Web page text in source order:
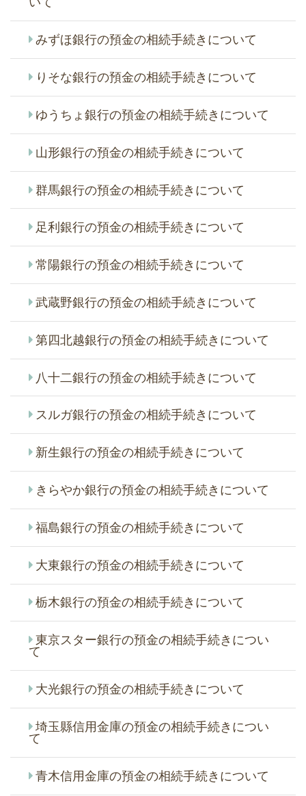
みずほ銀行の預金の相続手続きについて
りそな銀行の預金の相続手続きについて
ゆうちょ銀行の預金の相続手続きについて
山形銀行の預金の相続手続きについて
群馬銀行の預金の相続手続きについて
足利銀行の預金の相続手続きについて
常陽銀行の預金の相続手続きについて
武蔵野銀行の預金の相続手続きについて
第四北越銀行の預金の相続手続きについて
八十二銀行の預金の相続手続きについて
スルガ銀行の預金の相続手続きについて
新生銀行の預金の相続手続きについて
きらやか銀行の預金の相続手続きについて
福島銀行の預金の相続手続きについて
大東銀行の預金の相続手続きについて
栃木銀行の預金の相続手続きについて
東京スター銀行の預金の相続手続きについ
て
大光銀行の預金の相続手続きについて
埼玉縣信用金庫の預金の相続手続きについ
て
青木信用金庫の預金の相続手続きについて